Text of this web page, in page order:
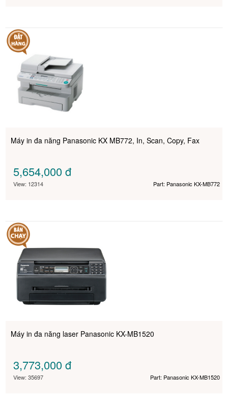
Máy in đa năng Panasonic KX MB772, In, Scan, Copy, Fax
5,654,000đ
View: 12314 Part: Panasonic KX-MB772
Máy in đa năng laser Panasonic KX-MB1520
3,773,000đ
View: 35697 Part: Panasonic KX-MB1520